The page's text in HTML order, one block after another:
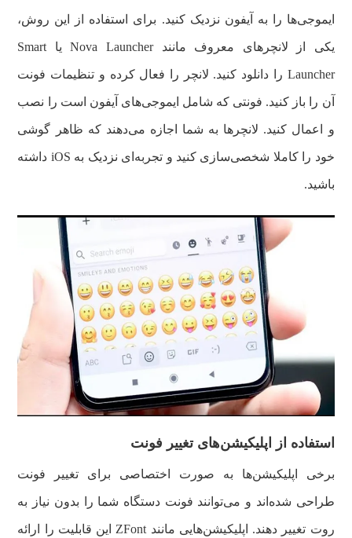
ایموجی‌ها را به آیفون نزدیک کنید. برای استفاده از این روش،
یکی از لانچرهای معروف مانند Nova Launcher یا Smart
Launcher را دانلود کنید. لانچر را فعال کرده و تنظیمات فونت
آن را باز کنید. فونتی که شامل ایموجی‌های آیفون است را نصب
و اعمال کنید. لانچرها به شما اجازه می‌دهند که ظاهر گوشی
خود را کاملا شخصی‌سازی کنید و تجربه‌ای نزدیک به iOS داشته
باشید.
استفاده از اپلیکیشن‌های تغییر فونت
برخی اپلیکیشن‌ها به‌ صورت اختصاصی برای تغییر فونت
طراحی شده‌اند و می‌توانند فونت دستگاه شما را بدون نیاز به
روت تغییر دهند. اپلیکیشن‌هایی مانند ZFont این قابلیت را ارائه